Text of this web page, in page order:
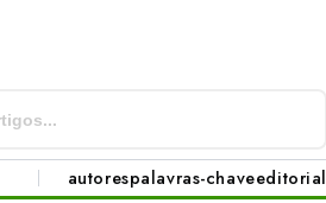
autorespalavras-chaveeditorial